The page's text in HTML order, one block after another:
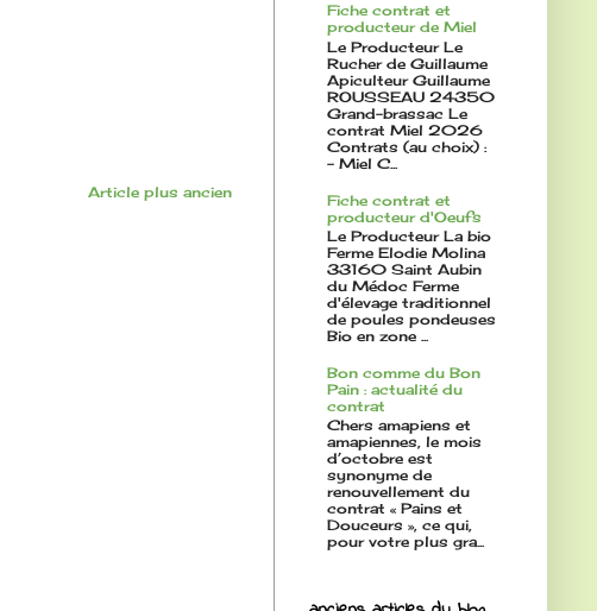
Article plus ancien
Fiche contrat et
producteur de Miel
Le Producteur Le
Rucher de Guillaume
Apiculteur Guillaume
ROUSSEAU 24350
Grand-brassac Le
contrat Miel 2026
Contrats (au choix) :
- Miel C...
Fiche contrat et
producteur d'Oeufs
Le Producteur La bio
Ferme Elodie Molina
33160 Saint Aubin
du Médoc Ferme
d'élevage traditionnel
de poules pondeuses
Bio en zone ...
Bon comme du Bon
Pain : actualité du
contrat
Chers amapiens et
amapiennes, le mois
d’octobre est
synonyme de
renouvellement du
contrat « Pains et
Douceurs », ce qui,
pour votre plus gra...